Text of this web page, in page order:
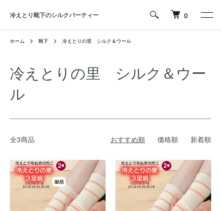
冷えとり靴下のシルクパーティー 0
ホーム 靴下 冷えとりの里 シルク＆ウール
冷えとりの里 シルク＆ウー
ル
全3商品 おすすめ順 価格順 新着順